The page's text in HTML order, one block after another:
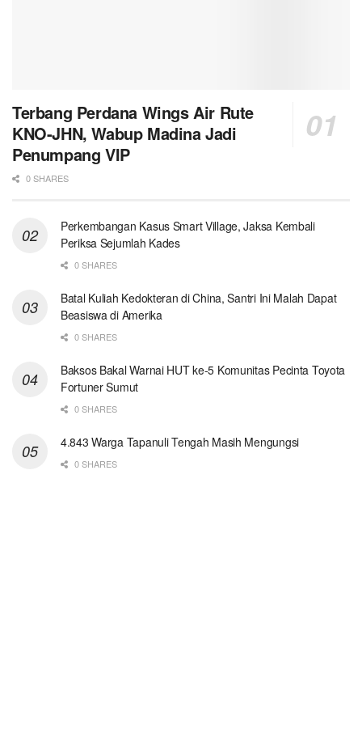
Terbang Perdana Wings Air Rute
KNO-JHN, Wabup Madina Jadi
Penumpang VIP
0 SHARES
Perkembangan Kasus Smart Village, Jaksa Kembali
Periksa Sejumlah Kades
0 SHARES
Batal Kuliah Kedokteran di China, Santri Ini Malah Dapat
Beasiswa di Amerika
0 SHARES
Baksos Bakal Warnai HUT ke-5 Komunitas Pecinta Toyota
Fortuner Sumut
0 SHARES
4.843 Warga Tapanuli Tengah Masih Mengungsi
0 SHARES